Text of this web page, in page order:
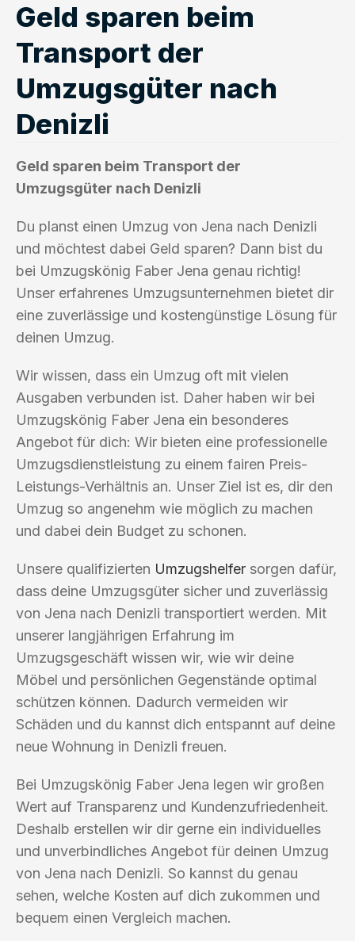
Geld sparen beim
Transport der
Umzugsgüter nach
Denizli
Geld sparen beim Transport der
Umzugsgüter nach Denizli
Du planst einen Umzug von Jena nach Denizli
und möchtest dabei Geld sparen? Dann bist du
bei Umzugskönig Faber Jena genau richtig!
Unser erfahrenes Umzugsunternehmen bietet dir
eine zuverlässige und kostengünstige Lösung für
deinen Umzug.
Wir wissen, dass ein Umzug oft mit vielen
Ausgaben verbunden ist. Daher haben wir bei
Umzugskönig Faber Jena ein besonderes
Angebot für dich: Wir bieten eine professionelle
Umzugsdienstleistung zu einem fairen Preis-
Leistungs-Verhältnis an. Unser Ziel ist es, dir den
Umzug so angenehm wie möglich zu machen
und dabei dein Budget zu schonen.
Unsere qualifizierten Umzugshelfer sorgen dafür,
dass deine Umzugsgüter sicher und zuverlässig
von Jena nach Denizli transportiert werden. Mit
unserer langjährigen Erfahrung im
Umzugsgeschäft wissen wir, wie wir deine
Möbel und persönlichen Gegenstände optimal
schützen können. Dadurch vermeiden wir
Schäden und du kannst dich entspannt auf deine
neue Wohnung in Denizli freuen.
Bei Umzugskönig Faber Jena legen wir großen
Wert auf Transparenz und Kundenzufriedenheit.
Deshalb erstellen wir dir gerne ein individuelles
und unverbindliches Angebot für deinen Umzug
von Jena nach Denizli. So kannst du genau
sehen, welche Kosten auf dich zukommen und
bequem einen Vergleich machen.